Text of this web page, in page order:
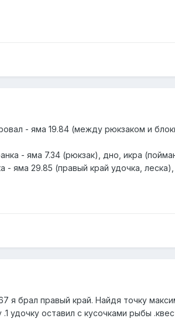
- яма 19.84 (между рюкзаком и
- яма 7.34 (рюкзак), дно, икра
29.85 (правый край удочка,
я брал правый край. Найдя точку
удочку оставил с кусочками рыбы